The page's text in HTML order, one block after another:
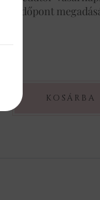
időpont
KOSÁRBA